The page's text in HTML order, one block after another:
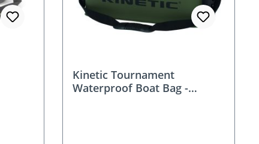
Kinetic Tournament
Waterproof Boat Bag -